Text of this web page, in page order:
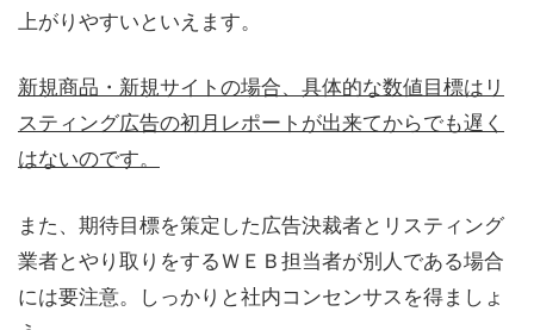
上がりやすいといえます。
新規商品・新規サイトの場合、具体的な数値目標はリ
スティング広告の初月レポートが出来てからでも遅く
はないのです。
また、期待目標を策定した広告決裁者とリスティング
業者とやり取りをするＷＥＢ担当者が別人である場合
には要注意。しっかりと社内コンセンサスを得ましょ